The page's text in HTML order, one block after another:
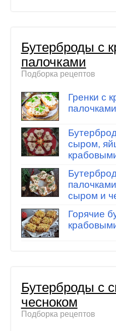
Бутерброды с
палочками
Подборка рецептов
Гренки с
палочками
сыром,
сыром и
Горячие
Бутерброды с
чесноком
Подборка рецептов